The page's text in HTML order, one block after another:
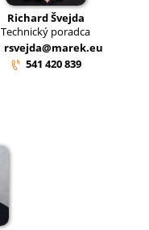
Richard Švejda
Technický poradca
rsvejda@marek.eu
541 420 839